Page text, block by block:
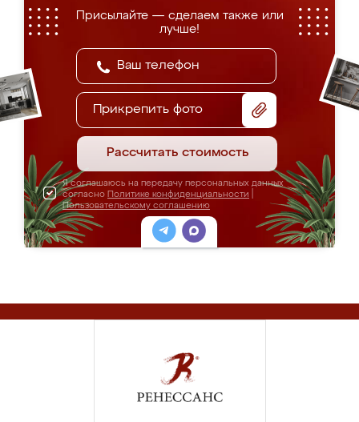
Присылайте — сделаем также или
лучше!
Прикрепить фото
Рассчитать стоимость
Я соглашаюсь на передачу персональных данных
согласно Политике конфиденциальности
Пользовательскому соглашению